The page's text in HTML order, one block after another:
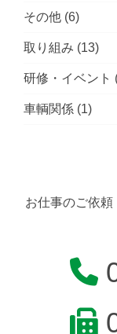
その他 (6)
取り組み (13)
研修・イベント
車輌関係 (1)
お仕事のご依頼